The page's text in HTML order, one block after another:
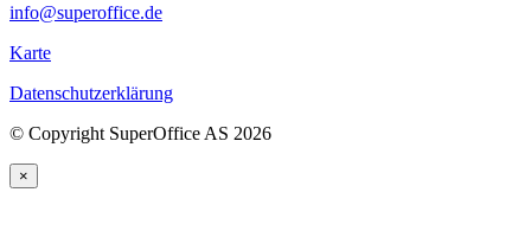
info@superoffice.de
Karte
Datenschutzerklärung
© Copyright SuperOffice AS 2026
×